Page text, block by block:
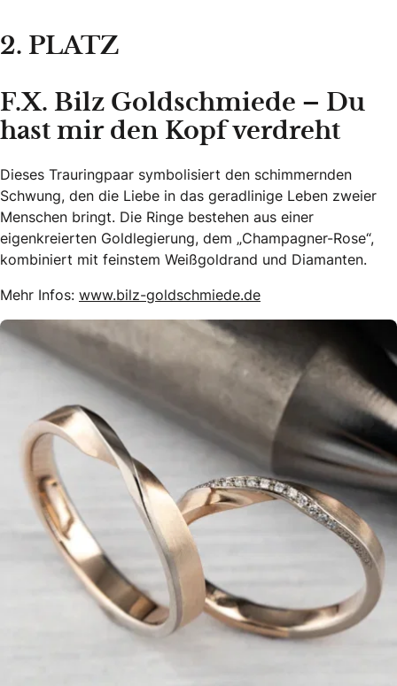
2. PLATZ
F.X. Bilz Goldschmiede – Du
hast mir den Kopf verdreht
Dieses Trauringpaar symbolisiert den schimmernden
Schwung, den die Liebe in das geradlinige Leben zweier
Menschen bringt. Die Ringe bestehen aus einer
eigenkreierten Goldlegierung, dem „Champagner-Rose“,
kombiniert mit feinstem Weißgoldrand und Diamanten.
Mehr Infos: www.bilz-goldschmiede.de